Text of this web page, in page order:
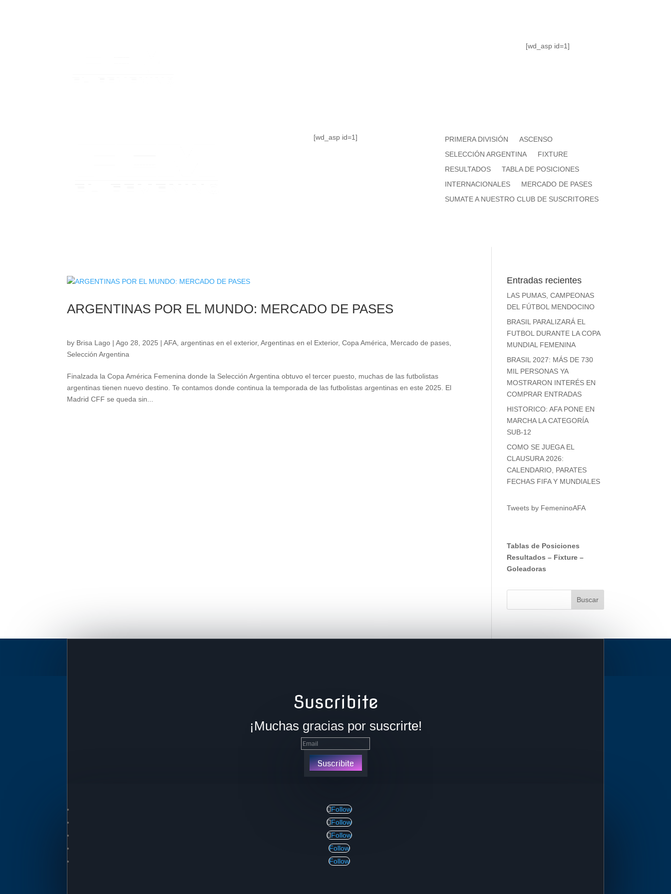
[wd_asp id=1]
[wd_asp id=1] PRIMERA DIVISIÓN
ASCENSO
SELECCIÓN ARGENTINA
FIXTURE
RESULTADOS
TABLA DE POSICIONES
INTERNACIONALES
MERCADO DE PASES
SUMATE A NUESTRO CLUB DE SUSCRITORES
ARGENTINAS POR EL MUNDO: MERCADO DE PASES
by Brisa Lago |Ago 28, 2025 |AFA ,argentinas en el exterior,Argentinas en el Exterior,Copa América Mercado de pases
Selección Argentina
Finalzada la Copa América Femenina donde la Selección Argentina obtuvo el tercer puesto, muchas de las futbolistas
argentinas tienen nuevo destino. Te contamos donde continua la temporada de las futbolistas argentinas en este 2025. El
Madrid CFF se queda sin...
Entradas recientes
LAS PUMAS, CAMPEONAS
DEL FÚTBOL MENDOCINO
BRASIL PARALIZARÁ EL
FUTBOL DURANTE LA COPA
MUNDIAL FEMENINA
BRASIL 2027: MÁS DE 730
MIL PERSONAS YA
MOSTRARON INTERÉS EN
COMPRAR ENTRADAS
HISTORICO: AFA PONE EN
MARCHA LA CATEGORÍA
SUB-12
COMO SE JUEGA EL
CLAUSURA 2026:
CALENDARIO, PARATES
FECHAS FIFA Y MUNDIALES
Tweets by FemeninoAFA
Tablas de Posiciones
Resultados – Fixture –
Goleadoras
Suscribite
¡Muchas gracias por suscrirte!
Suscribite
Follow
Follow
Follow
Follow
Follow